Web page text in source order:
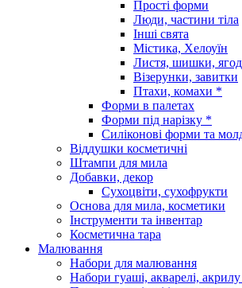
Прості форми
Люди, частини тіла
Інші свята
Містика, Хелоуїн
Листя, шишки,
Візерунки, завитки
Птахи, комахи *
Форми в палетах
Форми під нарізку *
Силіконові форми та
Віддушки косметичні
Штампи для мила
Добавки, декор
Сухоцвіти, сухофрукти
Основа для мила, косметики
Інструменти та інвентар
Косметична тара
Малювання
Набори для малювання
Набори гуаші, акварелі,